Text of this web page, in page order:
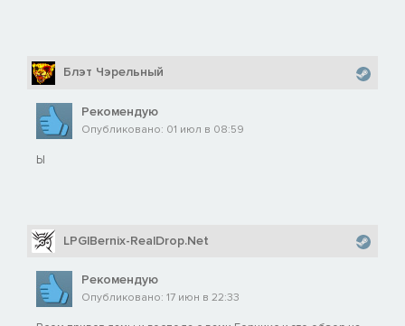
Блэт Чэрельный
Рекомендую
Опубликовано: 01 июл в 08:59
Ы
LPGlBernix-RealDrop.Net
Рекомендую
Опубликовано: 17 июн в 22:33